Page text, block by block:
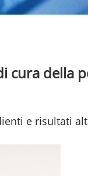
cura della
e risultati